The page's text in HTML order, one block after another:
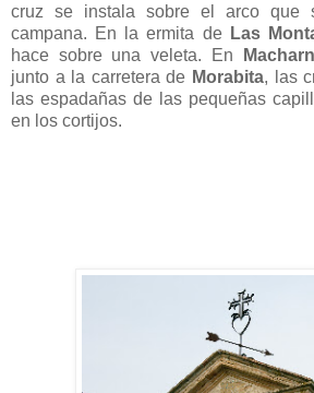
cruz se instala sobre el arco que
campana. En la ermita deLas
hace sobre una veleta. En
junto a la carretera de Morabita, las
las espadañas de las pequeñas
en los cortijos.